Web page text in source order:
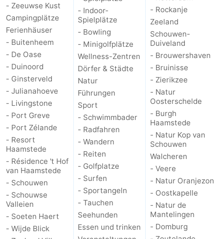
Leiden
Bollenstreek
Natur
Hollands
Duin
Noordwijk
-
Katwijk
-
Scheveningen
-
Den
Haag
-
Rotterdam
-
Rockanje
Zeeland
Schouwen-
Duiveland
- Zeeuwse Kust
Campingplätze
Ferienhäuser
- Buitenheem
- De Oase
- Duinoord
- Ginsterveld
- Julianahoeve
- Livingstone
- Port Greve
- Port Zélande
- Resort
Haamstede
- Résidence 't Hof
van Haamstede
- Schouwen
- Schouwse
Valleien
- Soeten Haert
- Wijde Blick
- Indoor-
Spielplätze
- Bowling
- Minigolfplätze
Wellness-Zentren
Dörfer & Städte
Natur
Führungen
Sport
- Schwimmbader
- Radfahren
- Wandern
- Reiten
- Golfplatze
- Surfen
- Sportangeln
- Tauchen
Seehunden
Essen und trinken
- Rockanje
Zeeland
Schouwen-
Duiveland
- Brouwershaven
- Bruinisse
- Zierikzee
- Natur
Oosterschelde
- Burgh
Haamstede
- Natur Kop van
Schouwen
Walcheren
- Veere
- Natur Oranjezon
- Oostkapelle
- Natur de
Mantelingen
- Domburg